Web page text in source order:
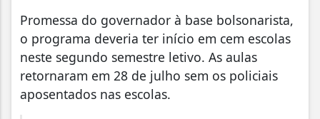
Promessa do governador à base bolsonarista,
o programa deveria ter início em cem escolas
neste segundo semestre letivo. As aulas
retornaram em 28 de julho sem os policiais
aposentados nas escolas.